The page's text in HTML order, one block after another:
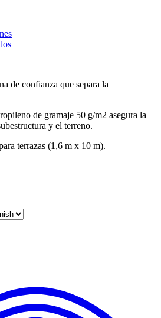
de confianza que separa la
de gramaje 50 g/m2 asegura la
y el terreno.
terrazas (1,6 m x 10 m).